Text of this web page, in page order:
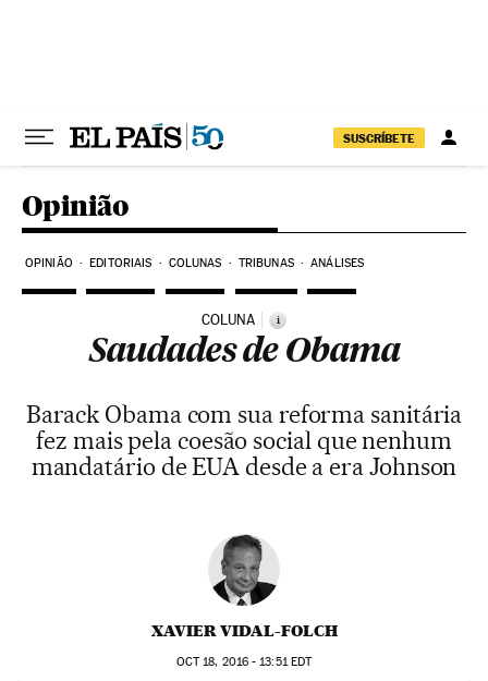
SUSCRÍBETE
Opinião
OPINIÃO EDITORIAIS COLUNAS TRIBUNAS ANÁLISES
COLUNA i
Saudades de Obama
Barack Obama com sua reforma sanitária
fez mais pela coesão social que nenhum
mandatário de EUA desde a era Johnson
XAVIER VIDAL-FOLCH
OCT18, 2016 - 13:51EDT